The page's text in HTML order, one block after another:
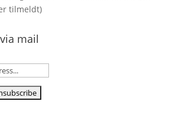
tilmeldt)
mail